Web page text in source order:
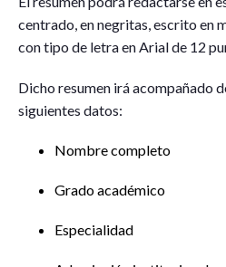
centrado, en negritas, escrito en
con tipo de letra en Arial de 12
Dicho resumen irá acompañado
siguientes datos:
Nombre completo
Grado académico
Especialidad